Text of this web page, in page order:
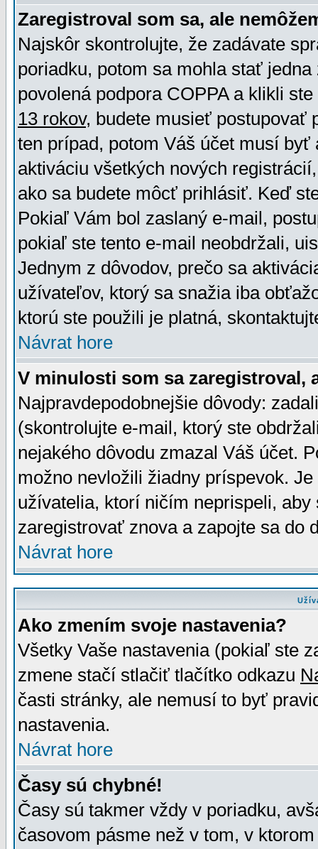
Zaregistroval som sa, ale
Najskôr skontrolujte, že zadávate
poriadku, potom sa mohla stať
povolená podpora COPPA a klikli
13 rokov, budete musieť postupovať
ten prípad, potom Váš účet musí
aktiváciu všetkých nových
ako sa budete môcť prihlásiť. Keď
Pokiaľ Vám bol zaslaný e-mail,
pokiaľ ste tento e-mail neobdržali,
Jednym z dôvodov, prečo sa
užívateľov, ktorý sa snažia iba
ktorú ste použili je platná,
Návrat hore
V minulosti som sa zaregistroval,
Najpravdepodobnejšie dôvody:
(skontrolujte e-mail, ktorý ste
nejakého dôvodu zmazal Váš účet.
možno nevložili žiadny príspevok.
užívatelia, ktorí ničím neprispeli,
zaregistrovať znova a zapojte sa do
Návrat hore
Ako zmením svoje nastavenia?
Všetky Vaše nastavenia (pokiaľ ste
zmene stačí stlačiť tlačítko odkazu
časti stránky, ale nemusí to byť
nastavenia.
Návrat hore
Časy sú chybné!
Časy sú takmer vždy v poriadku,
časovom pásme než v tom, v